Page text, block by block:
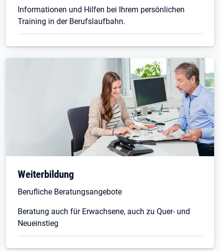
Informationen und Hilfen bei Ihrem persönlichen
Training in der Berufslaufbahn.
Weiterbildung
Berufliche Beratungsangebote
Beratung auch für Erwachsene, auch zu Quer- und
Neueinstieg